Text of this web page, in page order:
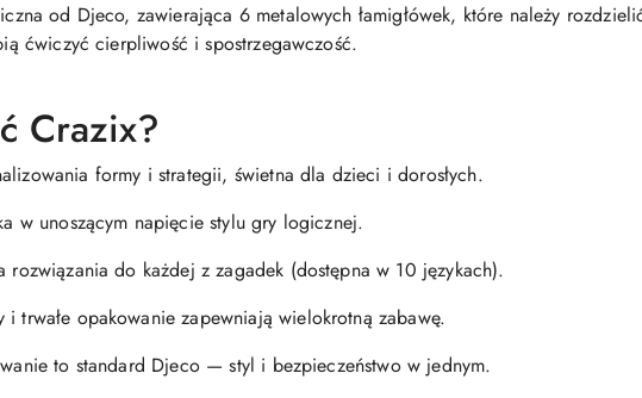
od Djeco, zawierająca 6 metalowych łamigłówek, które należy
ćwiczyć cierpliwość i spostrzegawczość.
Crazix?
formy i strategii, świetna dla dzieci i dorosłych.
w unoszącym napięcie stylu gry logicznej.
do każdej z zagadek (dostępna w 10 językach).
trwałe opakowanie zapewniają wielokrotną zabawę.
to standard Djeco — styl i bezpieczeństwo w jednym.